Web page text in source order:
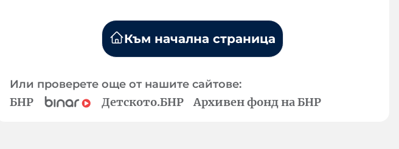
Към начална страница
Или проверете още от нашите сайтове:
БНР Детското.БНР Архивен фонд на БНР